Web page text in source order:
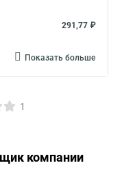
291,77 ₽
Показать больше
1
компании